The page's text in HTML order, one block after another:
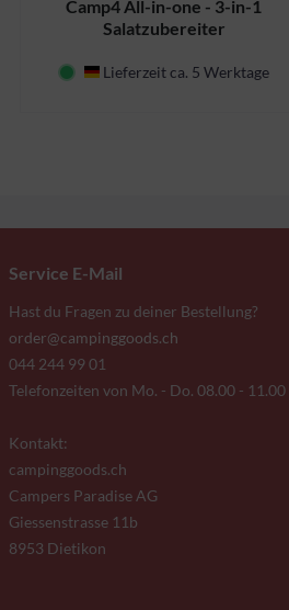
Camp4 All-in-one - 3-in-1
Salatzubereiter
Deutschland
Lieferzeit ca. 5 Werktage
Service E-Mail
Hast du Fragen zu deiner Bestellung?
order@campinggoods.ch
044 244 99 01
Telefonzeiten von Mo. - Do. 08.00 -
Kontakt:
campinggoods.ch
Campers Paradise AG
Giessenstrasse 11b
8953 Dietikon